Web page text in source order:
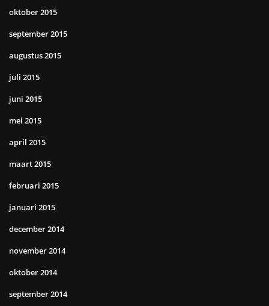
oktober 2015
september 2015
augustus 2015
juli 2015
juni 2015
mei 2015
april 2015
maart 2015
februari 2015
januari 2015
december 2014
november 2014
oktober 2014
september 2014